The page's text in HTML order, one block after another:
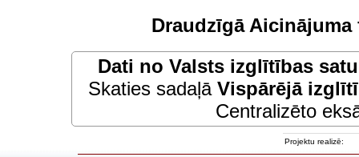
Draudzīgā
Dati no Valsts izglītības
Skaties sadaļā Vispārējā
Centralizēto
Projektu realizē: